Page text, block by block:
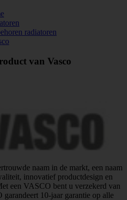
radiatoren
van Vasco
naam in de markt, een naam
innovatief productdesign en
een VASCO bent u verzekerd van
10-jaar garantie op alle